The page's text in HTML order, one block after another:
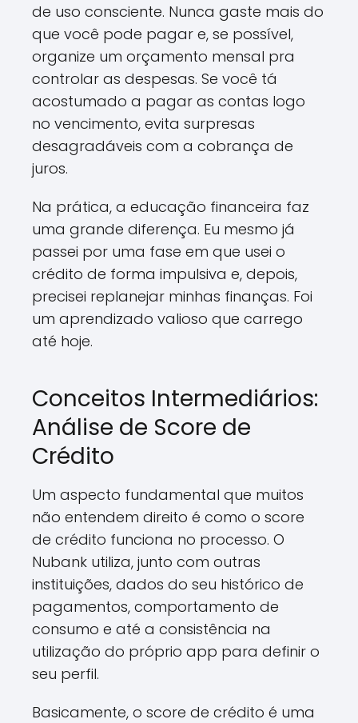
de uso consciente. Nunca gaste mais do
que você pode pagar e, se possível,
organize um orçamento mensal pra
controlar as despesas. Se você tá
acostumado a pagar as contas logo
no vencimento, evita surpresas
desagradáveis com a cobrança de
juros.
Na prática, a educação financeira faz
uma grande diferença. Eu mesmo já
passei por uma fase em que usei o
crédito de forma impulsiva e, depois,
precisei replanejar minhas finanças. Foi
um aprendizado valioso que carrego
até hoje.
Conceitos Intermediários:
Análise de Score de
Crédito
Um aspecto fundamental que muitos
não entendem direito é como o score
de crédito funciona no processo. O
Nubank utiliza, junto com outras
instituições, dados do seu histórico de
pagamentos, comportamento de
consumo e até a consistência na
utilização do próprio app para definir o
seu perfil.
Basicamente, o score de crédito é uma